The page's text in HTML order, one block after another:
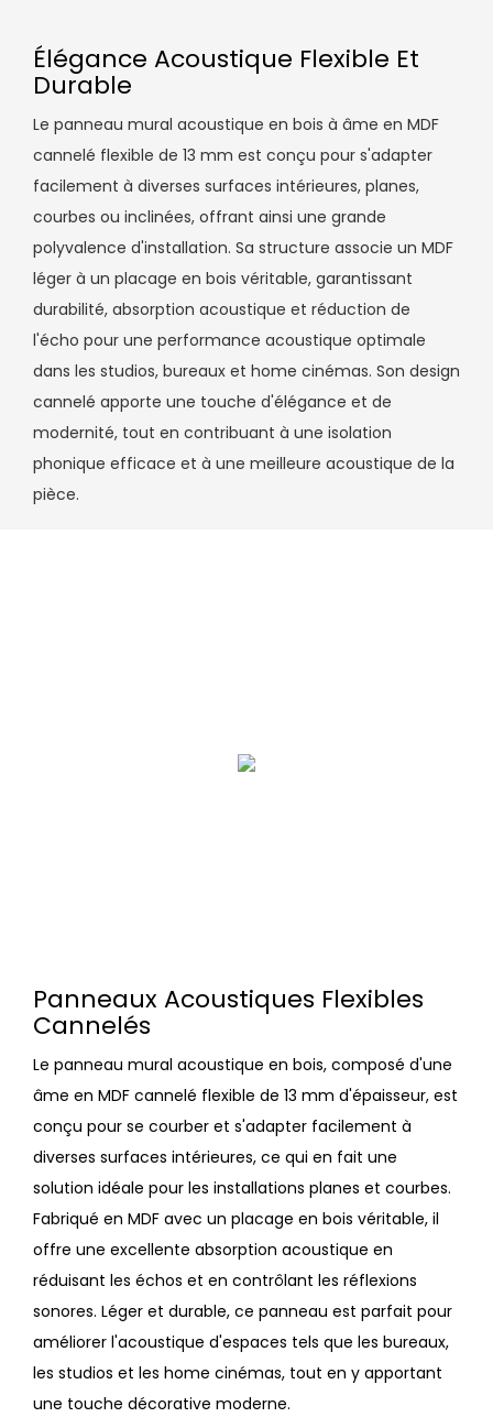
Élégance Acoustique Flexible Et
Durable
Le panneau mural acoustique en bois à âme en MDF
cannelé flexible de 13 mm est conçu pour s'adapter
facilement à diverses surfaces intérieures, planes,
courbes ou inclinées, offrant ainsi une grande
polyvalence d'installation. Sa structure associe un MDF
léger à un placage en bois véritable, garantissant
durabilité, absorption acoustique et réduction de
l'écho pour une performance acoustique optimale
dans les studios, bureaux et home cinémas. Son design
cannelé apporte une touche d'élégance et de
modernité, tout en contribuant à une isolation
phonique efficace et à une meilleure acoustique de la
pièce.
Panneaux Acoustiques Flexibles
Cannelés
Le panneau mural acoustique en bois, composé d'une
âme en MDF cannelé flexible de 13 mm d'épaisseur, est
conçu pour se courber et s'adapter facilement à
diverses surfaces intérieures, ce qui en fait une
solution idéale pour les installations planes et courbes.
Fabriqué en MDF avec un placage en bois véritable, il
offre une excellente absorption acoustique en
réduisant les échos et en contrôlant les réflexions
sonores. Léger et durable, ce panneau est parfait pour
améliorer l'acoustique d'espaces tels que les bureaux,
les studios et les home cinémas, tout en y apportant
une touche décorative moderne.